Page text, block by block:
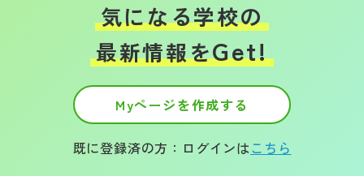
気になる学校の
最新情報をGet!
Myページを作成する
既に登録済の方：ログインはこちら